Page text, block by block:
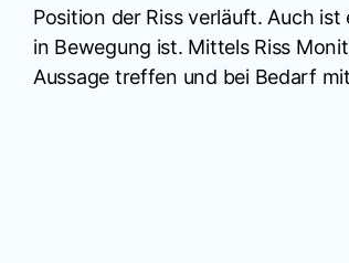
Position der Riss verläuft. Auch
in Bewegung ist. Mittels Riss
Aussage treffen und bei Bedarf